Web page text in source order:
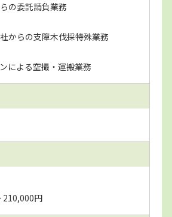
の委託請負業務
からの支障木伐採特殊業務
による空撮・運搬業務
210,000円